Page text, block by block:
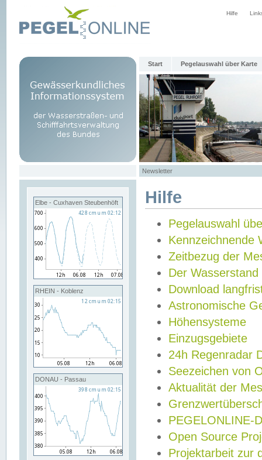
Hilfe
Start Pegelauswahl über Karte
Newsletter
Elbe - Cuxhaven Steubenhöft
RHEIN - Koblenz
DONAU - Passau
Hilfe
Pegelauswahl
Kennzeichnende
Zeitbezug der
Der Wasserstand
Download
Astronomische
Höhensysteme
Einzugsgebiete
24h Regenradar
Seezeichen von
Aktualität der
PEGELONLINE-
Open Source
Projektarbeit zur